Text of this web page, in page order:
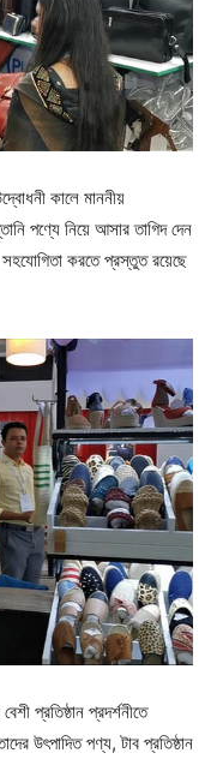
কালে মাননীয়
পণ্যে নিয়ে আসার তাগিদ দেন
করতে প্রস্তুত রয়েছে
প্রতিষ্ঠান প্রদর্শনীতে
উৎপাদিত পণ্য, টাব প্রতিষ্ঠান